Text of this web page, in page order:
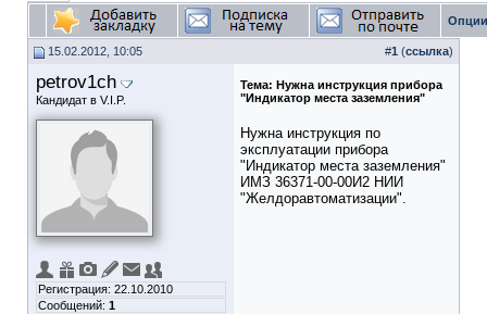
15.02.2012, 10:05 #1 (ссылка)
petrov1ch
Кандидат в V.I.P.
Регистрация: 22.10.2010
Сообщений: 1
Тема: Нужна инструкция прибора
"Индикатор места заземления"
Нужна инструкция по
эксплуатации прибора
"Индикатор места заземления"
ИМЗ 36371-00-00И2 НИИ
"Желдоравтоматизации".